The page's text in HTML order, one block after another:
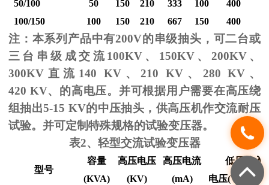
50/100
50 150 210 333 100 400
100/150
100 150 210 667 150 400
注：本系列产品中有200V的串级抽头，可二台或
三台串级成交流100KV、 150KV、 200KV、
300KV 直流 140 KV、210 KV 、 280 KV 、
420 KV、的高电压。并可根据用户需要在高压绕
组抽出5-15 KV的中压抽头，供高压机作交流耐压
试验。并可定制特殊规格的试验变压器。
表2、轻型交流试验变压器
型号
容量 高压电压 高压电流
低压输入
(KVA)
(KV) (mA) 电压(V) 电流